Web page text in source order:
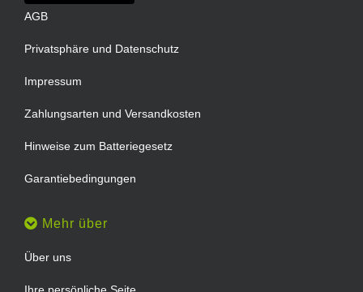
AGB
Privatsphäre und Datenschutz
Impressum
Zahlungsarten und Versandkosten
Hinweise zum Batteriegesetz
Garantiebedingungen
Mehr über
Über uns
Ihre persönliche Seite